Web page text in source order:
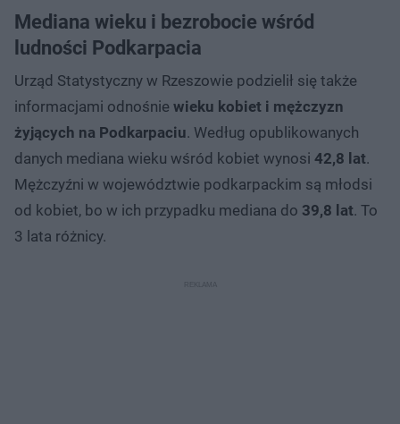
Mediana wieku i bezrobocie wśród
ludności Podkarpacia
Urząd Statystyczny w Rzeszowie podzielił się także
informacjami odnośnie wieku kobiet i mężczyzn
żyjących na Podkarpaciu. Według opublikowanych
danych mediana wieku wśród kobiet wynosi 42,8 lat.
Mężczyźni w województwie podkarpackim są młodsi
od kobiet, bo w ich przypadku mediana do 39,8 lat. To
3 lata różnicy.